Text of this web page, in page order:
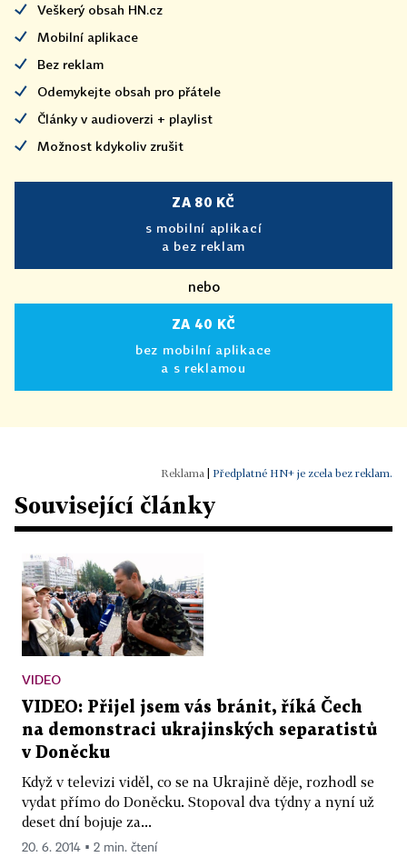
Veškerý obsah HN.cz
Mobilní aplikace
Bez reklam
Odemykejte obsah pro přátele
Články v audioverzi + playlist
Možnost kdykoliv zrušit
ZA 80 KČ
s mobilní aplikací
a bez reklam
nebo
ZA 40 KČ
bez mobilní aplikace
a s reklamou
Předplatné HN+ je zcela bez reklam.
Související články
VIDEO
VIDEO: Přijel jsem vás bránit, říká Čech
na demonstraci ukrajinských separatistů
v Doněcku
Když v televizi viděl, co se na Ukrajině děje, rozhodl se
vydat přímo do Doněcku. Stopoval dva týdny a nyní už
deset dní bojuje za...
20. 6. 2014 ▪ 2 min. čtení